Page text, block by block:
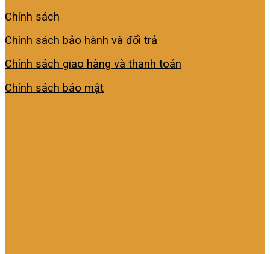
Chính sách
Chính sách bảo hành và đổi trả
Chính sách giao hàng và thanh toán
Chính sách bảo mật